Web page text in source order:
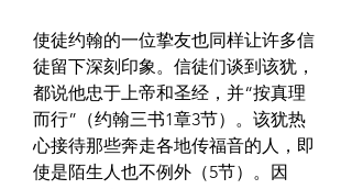
使徒约翰的一位挚友也同样让许多信
徒留下深刻印象。信徒们谈到该犹，
都说他忠于上帝和圣经，并“按真理
而行”（约翰三书1章3节）。该犹热
心接待那些奔走各地传福音的人，即
使是陌生人也不例外（5节）。因